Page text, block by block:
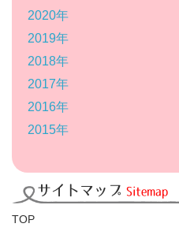
2020年
2019年
2018年
2017年
2016年
2015年
サイトマップ Sitemap
TOP